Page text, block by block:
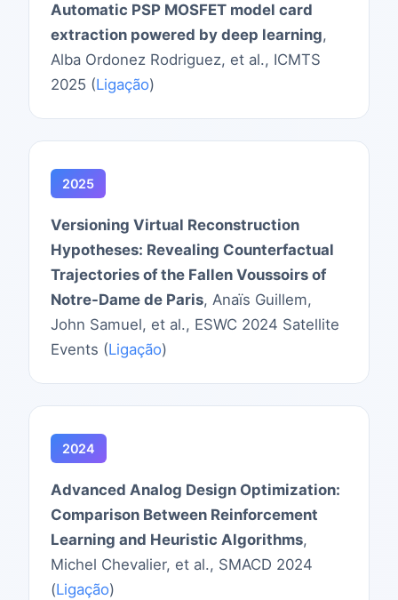
Automatic PSP MOSFET model card
extraction powered by deep learning,
Alba Ordonez Rodriguez, et al., ICMTS
2025 (Ligação)
2025
Versioning Virtual Reconstruction
Hypotheses: Revealing Counterfactual
Trajectories of the Fallen Voussoirs of
Notre-Dame de Paris, Anaïs Guillem,
John Samuel, et al., ESWC 2024 Satellite
Events (Ligação)
2024
Advanced Analog Design Optimization:
Comparison Between Reinforcement
Learning and Heuristic Algorithms,
Michel Chevalier, et al., SMACD 2024
(Ligação)